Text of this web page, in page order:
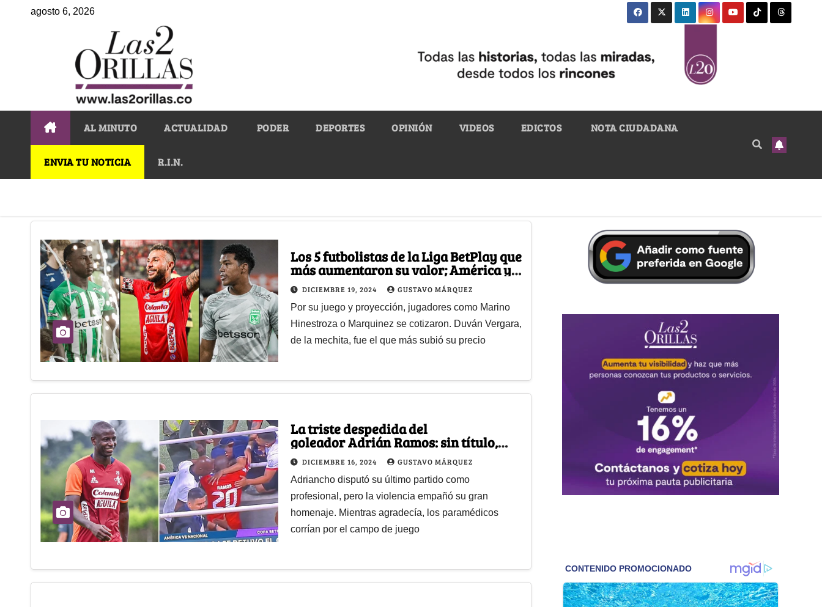
agosto 6, 2026
AL MINUTO ACTUALIDAD PODER DEPORTES OPINIÓN VIDEOS EDICTOS NOTA CIUDADANA
ENVIA TU NOTICIA R.I.N.
Los 5 futbolistas de la Liga BetPlay que
más aumentaron su valor; América y
Nacional hicieron negocio
DICIEMBRE 19, 2024 GUSTAVO MÁRQUEZ
Por su juego y proyección, jugadores como Marino
Hinestroza o Marquinez se cotizaron. Duván Vergara,
de la mechita, fue el que más subió su precio
La triste despedida del
goleador Adrián Ramos: sin título,
entre gases lacrimógenos y heridos
DICIEMBRE 16, 2024 GUSTAVO MÁRQUEZ
Adriancho disputó su último partido como
profesional, pero la violencia empañó su gran
homenaje. Mientras agradecía, los paramédicos
corrían por el campo de juego